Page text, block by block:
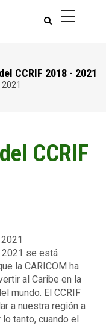
CCRIF 2018 - 2021
CCRIF
se está
la CARICOM ha
al Caribe en la
mundo. El CCRIF
a nuestra región a
tanto, cuando el